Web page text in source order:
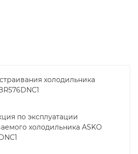
и температурой в
камерах. Это
свежести продуктов:
мясо – сочным, а
– без потери качества.
данного холодильника
холодильника
по эксплуатации
холодильника ASKO